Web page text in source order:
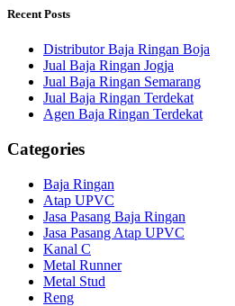
Recent Posts
Distributor Baja Ringan Boja
Jual Baja Ringan Jogja
Jual Baja Ringan Semarang
Jual Baja Ringan Terdekat
Agen Baja Ringan Terdekat
Categories
Baja Ringan
Atap UPVC
Jasa Pasang Baja Ringan
Jasa Pasang Atap UPVC
Kanal C
Metal Runner
Metal Stud
Reng